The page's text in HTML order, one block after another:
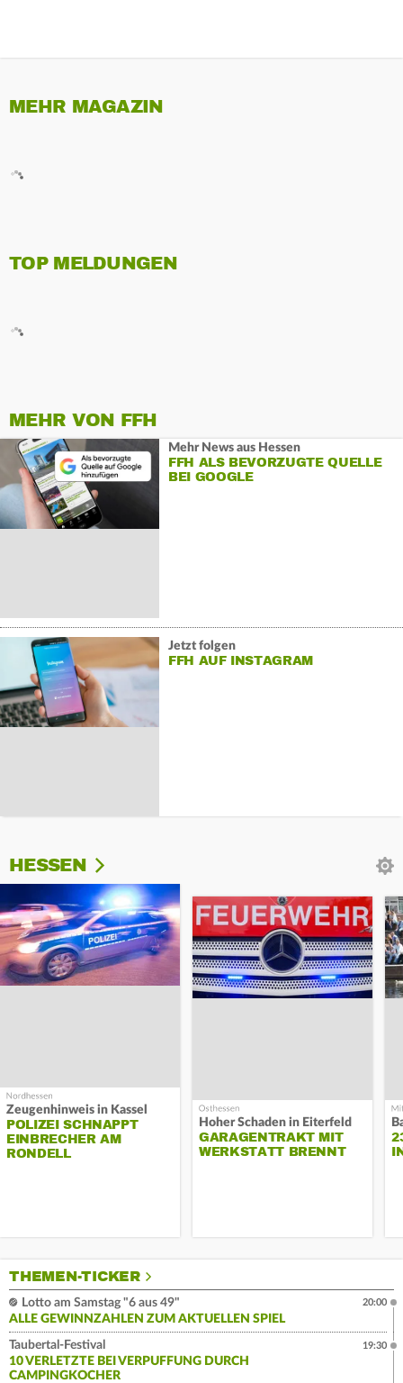
MEHR MAGAZIN
TOP MELDUNGEN
MEHR VON FFH
Mehr News aus Hessen
FFH ALS BEVORZUGTE QUELLE
BEI GOOGLE
Jetzt folgen
FFH AUF INSTAGRAM
HESSEN
Zeugenhinweis in Kassel
POLIZEI SCHNAPPT
EINBRECHER AM
RONDELL
Hoher Schaden in Eiterfeld
GARAGENTRAKT MIT
WERKSTATT BRENNT
THEMEN-TICKER
Lotto am Samstag "6 aus 49"
ALLE GEWINNZAHLEN ZUM AKTUELLEN SPIEL
20:00
Taubertal-Festival
10 VERLETZTE BEI VERPUFFUNG DURCH
CAMPINGKOCHER
19:30